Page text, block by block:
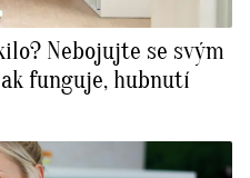
Nebojujte se svým
funguje, hubnutí